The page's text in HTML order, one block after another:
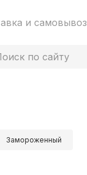
и самовывоз
Замороженный